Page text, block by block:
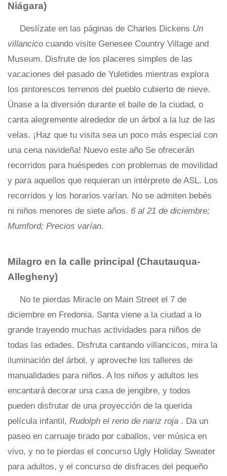
Niágara)
Deslízate en las páginas de Charles Dickens Un
villancico cuando visite Genesee Country Village and
Museum. Disfrute de los placeres simples de las
vacaciones del pasado de Yuletides mientras explora
los pintorescos terrenos del pueblo cubierto de nieve.
Únase a la diversión durante el baile de la ciudad, o
canta alegremente alrededor de un árbol a la luz de las
velas. ¡Haz que tu visita sea un poco más especial con
una cena navideña! Nuevo este año Se ofrecerán
recorridos para huéspedes con problemas de movilidad
y para aquellos que requieran un intérprete de ASL. Los
recorridos y los horarios varían. No se admiten bebés
ni niños menores de siete años. 6 al 21 de diciembre;
Mumford; Precios varían.
Milagro en la calle principal (Chautauqua-
Allegheny)
No te pierdas Miracle on Main Street el 7 de
diciembre en Fredonia. Santa viene a la ciudad a lo
grande trayendo muchas actividades para niños de
todas las edades. Disfruta cantando villancicos, mira la
iluminación del árbol, y aproveche los talleres de
manualidades para niños. A los niños y adultos les
encantará decorar una casa de jengibre, y todos
pueden disfrutar de una proyección de la querida
película infantil, Rudolph el reno de nariz roja . Da un
paseo en carruaje tirado por caballos, ver música en
vivo, y no te pierdas el concurso Ugly Holiday Sweater
para adultos, y el concurso de disfraces del pequeño